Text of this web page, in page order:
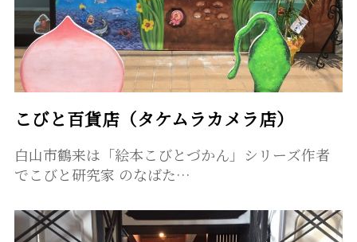
こびと百貨店（タケムラカメラ店）
白山市鶴来は「絵本こびとづかん」シリーズ作者
でこびと研究家 のなばた…